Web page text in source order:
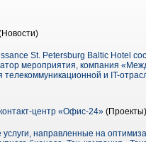
St. Petersburg Baltic Hotel
мероприятия, компания
и IT-
центр «Офис-24» (Проекты)
направленные на